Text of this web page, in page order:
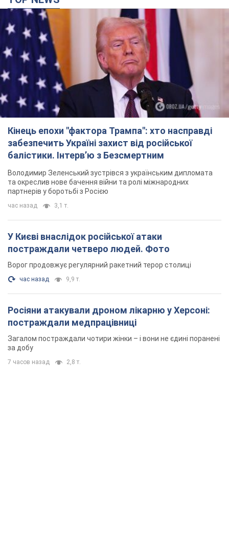
Кінець епохи "фактора Трампа": хто насправді
забезпечить Україні захист від російської
балістики. Інтерв’ю з Безсмертним
Володимир Зеленський зустрівся з українським дипломата
та окреслив нове бачення війни та ролі міжнародних
партнерів у боротьбі з Росією
час назад 3,1 т.
У Києві внаслідок російської атаки
постраждали четверо людей. Фото
Ворог продовжує регулярний ракетний терор столиці
час назад 9,9 т.
Росіяни атакували дроном лікарню у Херсоні:
постраждали медпрацівниці
Загалом постраждали чотири жінки – і вони не єдині поранені
за добу
7 часов назад 2,8 т.